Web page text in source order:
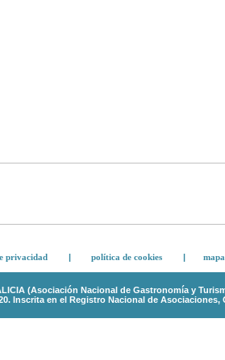
privacidad | política de cookies |
(Asociación Nacional de Gastronomía y
Inscrita en el Registro Nacional de Asociaciones,